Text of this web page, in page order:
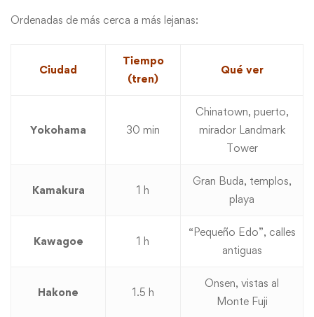
Ordenadas de más cerca a más lejanas:
Ciudad
Tiempo
(tren)
Qué ver
Yokohama 30 min
Chinatown, puerto,
mirador Landmark
Tower
Kamakura 1 h
Gran Buda, templos,
playa
Kawagoe 1 h
“Pequeño Edo”, calles
antiguas
Hakone 1.5 h
Onsen, vistas al
Monte Fuji